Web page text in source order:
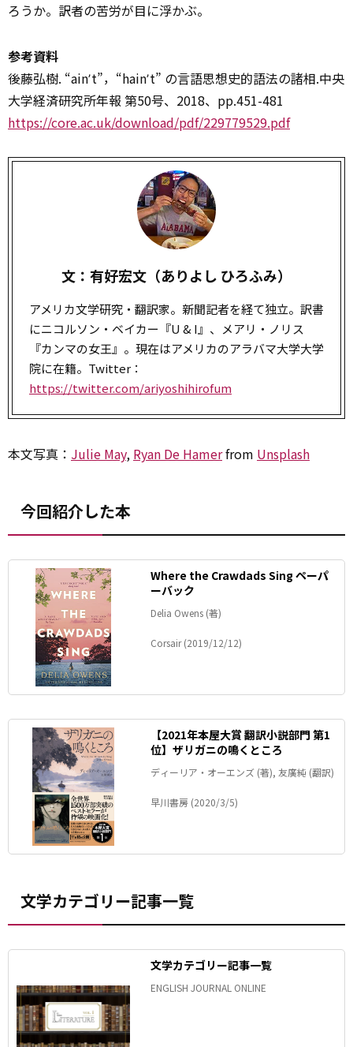
ろうか。訳者の苦労が目に浮かぶ。
参考資料
後藤弘樹. “ainʼt”，“hainʼt” の言語思想史的語法の諸相.中央
大学経済研究所年報 第50号、2018、pp.451-481
https://core.ac.uk/download/pdf/229779529.pdf
文：有好宏文（ありよし ひろふみ）
アメリカ文学研究・翻訳家。新聞記者を経て独立。訳書
にニコルソン・ベイカー『U & I』、メアリ・ノリス
『カンマの女王』。現在はアメリカのアラバマ大学大学
院に在籍。Twitter：
https://twitter.com/ariyoshihirofum
本文写真： Julie May, Ryan De Hamerfrom Unsplash
今回紹介した本
Where the Crawdads Sing ペーパ
ーバック
Delia Owens (著)
Corsair (2019/12/12)
【2021年本屋大賞 翻訳小説部門 第1
位】ザリガニの鳴くところ
ディーリア・オーエンズ (著), 友廣純 (翻訳)
早川書房 (2020/3/5)
文学カテゴリー記事一覧
文学カテゴリー記事一覧
ENGLISH JOURNAL ONLINE